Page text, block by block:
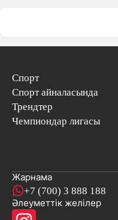
Спорт
Спорт айналасында
Трендтер
Чемпиондар лигасы
Жарнама
+7 (700) 3 888 188
Әлеуметтік желілер